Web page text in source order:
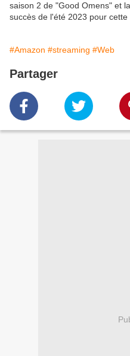
saison 2 de "Good Omens" et
succès de l'été 2023 pour cette
#Amazon #streaming #Web
Partager